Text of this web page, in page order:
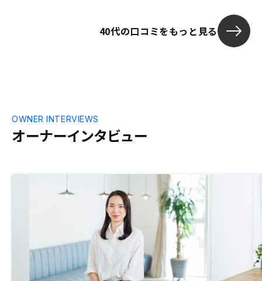
40代の口コミをもっと見る
オーナーインタビュー
OWNER INTERVIEWS